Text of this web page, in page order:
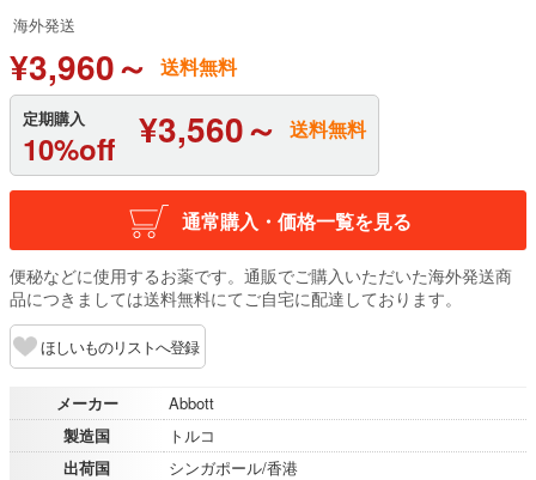
海外発送
¥3,960～ 送料無料
定期購入
10%off ¥3,560～ 送料無料
通常購入・価格一覧を見る
便秘などに使用するお薬です。通販でご購入いただいた海外発送商
品につきましては送料無料にてご自宅に配達しております。
ほしいものリストへ登録
メーカー
Abbott
製造国
トルコ
出荷国
シンガポール/香港